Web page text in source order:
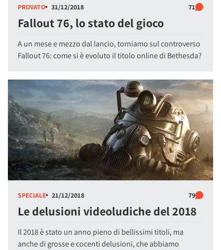
PROVATO 31/12/2018 71
Fallout 76, lo stato del gioco
A un mese e mezzo dal lancio, torniamo sul controverso
Fallout 76: come si è evoluto il titolo online di Bethesda?
SPECIALE 21/12/2018 79
Le delusioni videoludiche del 2018
Il 2018 è stato un anno pieno di bellissimi titoli, ma
anche di grosse e cocenti delusioni, che abbiamo